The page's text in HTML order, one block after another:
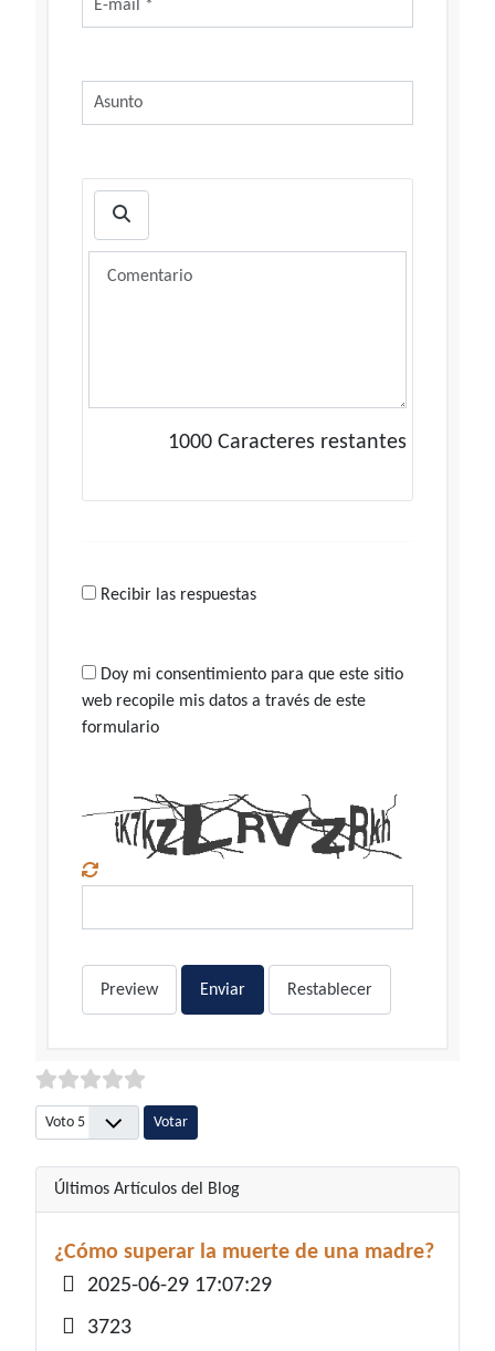
1000 Caracteres restantes
Recibir las respuestas
Doy mi consentimiento para que este sitio
web recopile mis datos a través de este
formulario
Preview Enviar Restablecer
Por favor, vote
Últimos Artículos del Blog
¿Cómo superar la muerte de una madre?
Detalles
2025-06-29 17:07:29
3723